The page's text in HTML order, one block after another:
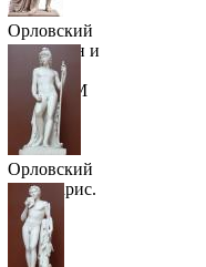
Орловский
Б.И. Фавн и
вакханка.
1837. ГРМ
Орловский
Б.И. Парис.
1838